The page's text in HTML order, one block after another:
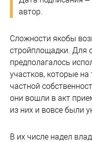
автор.
Сложности якобы
стройплощадки. Для
предполагалось
участков, которые
частной
они вошли в акт
из них и вовсе были
В их числе надел